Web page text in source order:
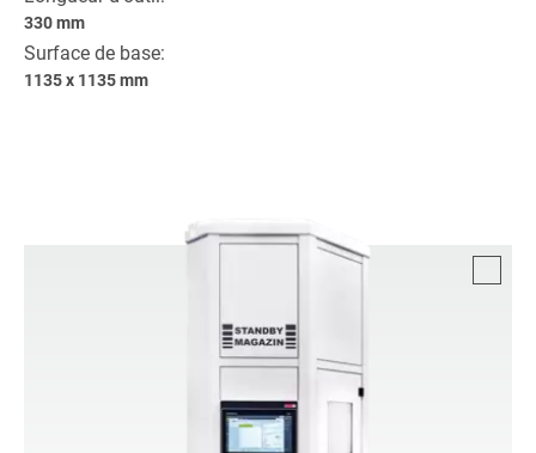
330 mm
Surface de base:
1135 x 1135 mm